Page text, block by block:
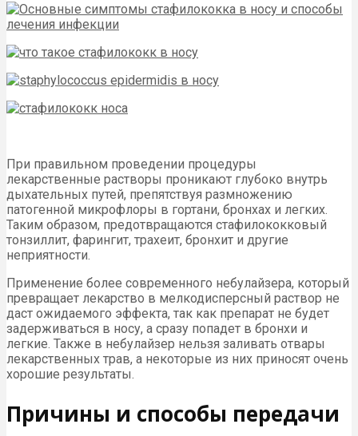
При правильном проведении процедуры
лекарственные растворы проникают глубоко внутрь
дыхательных путей, препятствуя размножению
патогенной микрофлоры в гортани, бронхах и легких.
Таким образом, предотвращаются стафилококковый
тонзиллит, фарингит, трахеит, бронхит и другие
неприятности.
Применение более современного небулайзера, который
превращает лекарство в мелкодисперсный раствор не
даст ожидаемого эффекта, так как препарат не будет
задерживаться в носу, а сразу попадет в бронхи и
легкие. Также в небулайзер нельзя заливать отвары
лекарственных трав, а некоторые из них приносят очень
хорошие результаты.
Причины и способы передачи